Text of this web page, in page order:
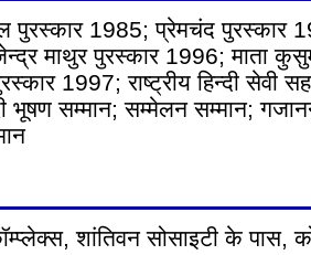
पुरस्कार 1985; प्रेमचंद पुरस्कार
माथुर पुरस्कार 1996; माता
1997; राष्ट्रीय हिन्दी सेवी
भूषण सम्मान; सम्मेलन सम्मान;
शांतिवन सोसाइटी के